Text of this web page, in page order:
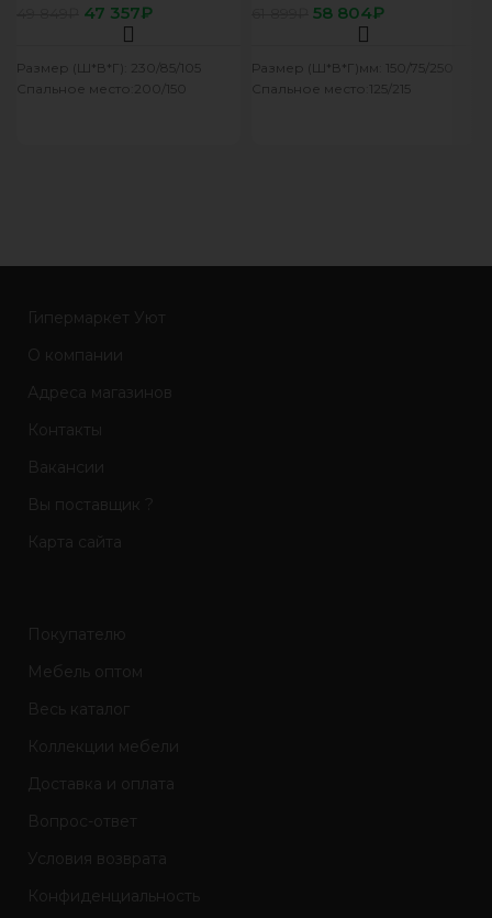
47 357₽
Размер (Ш*В*Г): 230/85/105
Спальное место:200/150
58 804₽
Размер (Ш*В*Г)мм: 150/75/250
Спальное место:125/215
Гипермаркет Уют
О компании
Адреса магазинов
Контакты
Вакансии
Вы поставщик ?
Карта сайта
Покупателю
Мебель оптом
Весь каталог
Коллекции мебели
Доставка и оплата
Вопрос-ответ
Условия возврата
Конфиденциальность